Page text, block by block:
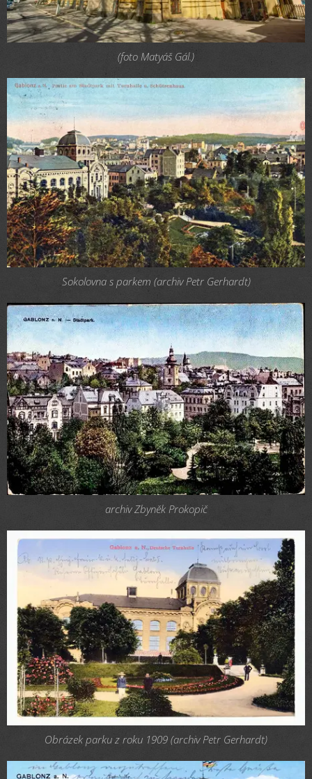
(foto Matyáš Gál.)
Sokolovna s parkem (archiv Petr Gerhardt)
archiv Zbyněk Prokopič
Obrázek parku z roku 1909 (archiv Petr Gerhardt)